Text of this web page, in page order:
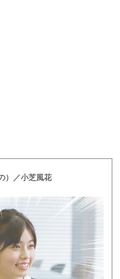
）／小芝風花